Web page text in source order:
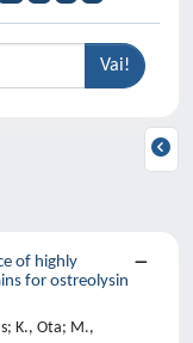
of highly
for ostreolysin
K., Ota; M.,